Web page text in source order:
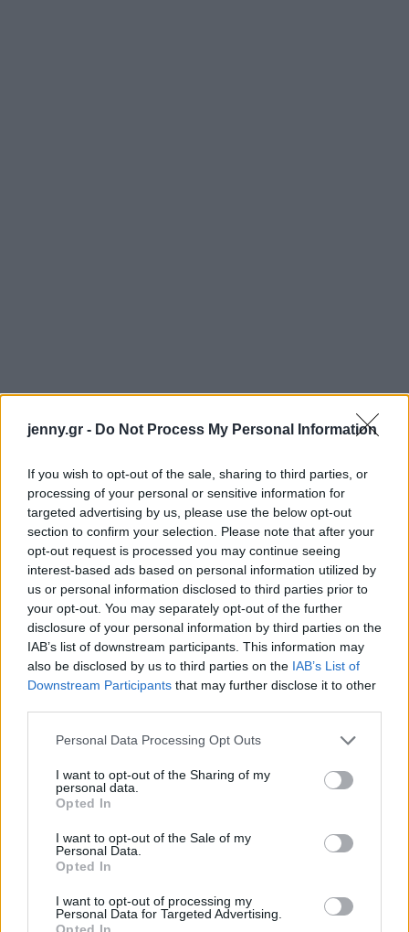
jenny.gr - Do Not Process My Personal Information
If you wish to opt-out of the sale, sharing to third parties, or
processing of your personal or sensitive information for
targeted advertising by us, please use the below opt-out
section to confirm your selection. Please note that after your
opt-out request is processed you may continue seeing
interest-based ads based on personal information utilized by
us or personal information disclosed to third parties prior to
your opt-out. You may separately opt-out of the further
disclosure of your personal information by third parties on the
IAB’s list of downstream participants. This information may
also be disclosed by us to third parties on the IAB’s List of
Downstream Participants that may further disclose it to other
Please note that this website/app uses one or more Google
not limited to your visit or usage behaviour. You may click to
grant or deny consent to Google and its third-party tags to
use your data for below specified purposes in below Google
consent section.
Personal Data Processing Opt Outs
I want to opt-out of the Sharing of my
personal data.
Opted In
I want to opt-out of the Sale of my
Personal Data.
Opted In
I want to opt-out of processing my
Personal Data for Targeted Advertising.
Opted In
«Όλο αυτό ξεκίνησε, επειδή
έφτασα στην ηλικία που είμαι τώρα
και κατάλαβα ότι έμπαινα σε μια
μου, αλλά κανείς δεν μου έδινε να
που μου έλεγαν πως είχα όταν
λειτουργούσαν οι ωοθήκες μου».